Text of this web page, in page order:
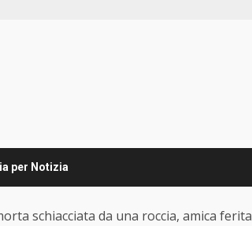
per Notizia
schiacciata da una roccia, amica ferita